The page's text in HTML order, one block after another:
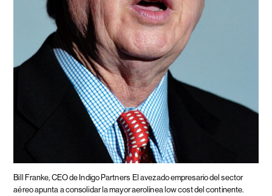
Bill Franke, CEO de Indigo Partners El avezado empresario del sector
aéreo apunta a consolidar la mayor aerolínea low cost del continente.